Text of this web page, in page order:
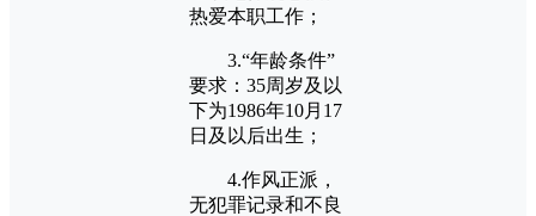
热爱本职工作；
3.“年龄条件”
要求：35周岁及以
下为1986年10月17
日及以后出生；
4.作风正派，
无犯罪记录和不良